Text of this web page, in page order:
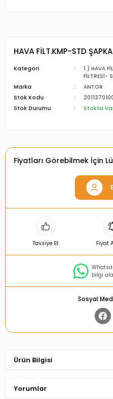
HAVA FİLT.KMP-STD
Kategori 1.) HAVA
FİLTRESİ-
Marka
ANTOR
Stok Kodu
Stok Durumu
Stokta
Fiyatları Görebilmek İçin
Tavsiye Et Fiyat
bilgi
Sosyal
Ürün Bilgisi
Yorumlar